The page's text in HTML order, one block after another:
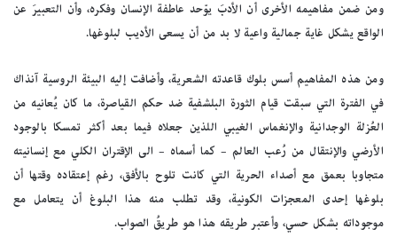
ومن ضمن مفاهيمه الأخرى أن الأدبَ يوّحد عاطفة الإنسان وفكره، وأن التعبيرَ عن
الواقع يشكل غاية جمالية واعية لا بد من أن يسعى الأديب لبلوغها.
ومن هذه المفاهيم أسس بلوك قاعدته الشعرية، وأضافت إليه البيئة الروسية آنذاك
في الفترة التي سبقت قيام الثورة البلشفية ضد حكم القياصرة، ما كان يُعانيه من
العُزلة الوجدانية والإنغماس الغيبي اللذين جعلاه فيما بعد أكثر تمسكا بالوجود
الأرضي والإنتقال من رُعب العالم – كما أسماه – الى الإقتران الكلي مع إنسانيته
متجاوبا بعمق مع أصداء الحرية التي كانت تلوح بالأفق، رغم إعتقاده وقتها أن
بلوغها إحدى المعجزات الكونية، وقد تطلب منه هذا البلوغ أن يتعامل مع
موجوداته بشكل حسي، وأعتبر طريقه هذا هو طريقُ الصواب.